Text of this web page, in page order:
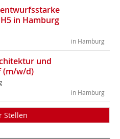
in Hamburg
in Hamburg
und
(m/w/d)
in Hamburg
Stellen